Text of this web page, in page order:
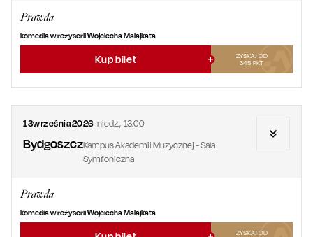
Prawda
komedia w reżyserii Wojciecha Malajkata
Kup bilet
ZYSKAJ OD
345 PKT
13września2026 niedz., 13.00
BydgoszczKampus Akademii Muzycznej - Sala
Symfoniczna
Prawda
komedia w reżyserii Wojciecha Malajkata
ZYSKAJ OD